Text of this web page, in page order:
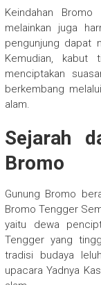
Keindahan
melainkan juga
pengunjung dapat
Kemudian, kabut
menciptakan
berkembang
alam.
Sejarah
Bromo
Gunung Bromo
Bromo Tengger
yaitu dewa
Tengger yang
tradisi budaya
upacara Yadnya